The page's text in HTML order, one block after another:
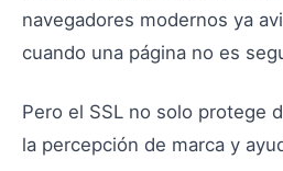
navegadores modernos ya
cuando una página no es
Pero el SSL no solo protege
la percepción de marca y